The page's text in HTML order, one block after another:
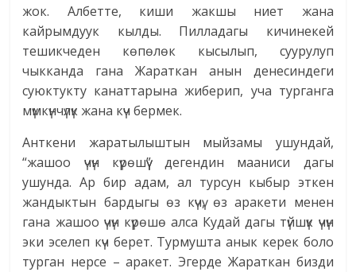
жок. Албетте, киши жакшы ниет жана
кайрымдуук кылды. Пилладагы кичинекей
тешикчеден көпөлөк кысылып, суурулуп
чыкканда гана Жараткан анын денесиндеги
суюктукту канаттарына жиберип, уча турганга
мүмкүнчүлүк жана күч бермек.
Анткени жаратылыштын мыйзамы ушундай,
“жашоо үчүн күрөшүү” дегендин мааниси дагы
ушунда. Ар бир адам, ал турсун кыбыр эткен
жандыктын бардыгы өз күчү, өз аракети менен
гана жашоо үчүн күрөшө алса Кудай дагы түйшүк үчүн
эки эселеп күч берет. Турмушта анык керек боло
турган нерсе – аракет. Эгерде Жараткан бизди